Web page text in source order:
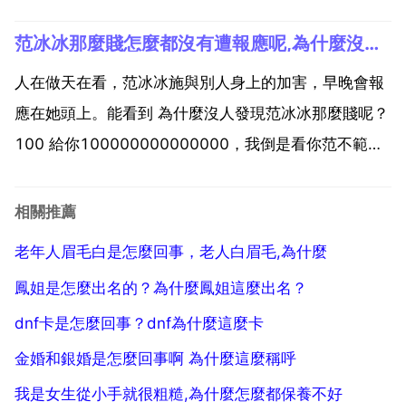
其實要想 知道春晚為何不請范冰冰，首先得要了解春晚
到底需要什麼樣的成分。我們都知道，春晚是面向全國
播...
范冰冰那麼賤怎麼都沒有遭報應呢,為什麼沒人發現范冰冰那麼賤呢？
人在做天在看，范冰冰施與別人身上的加害，早晚會報
應在她頭上。能看到 為什麼沒人發現范冰冰那麼賤呢？
100 給你100000000000000，我倒是看你范不範賤
有的人靠智慧型賺錢，有的人出賣靈魂賺錢，有的人出
相關推薦
老年人眉毛白是怎麼回事，老人白眉毛,為什麼
鳳姐是怎麼出名的？為什麼鳳姐這麼出名？
dnf卡是怎麼回事？dnf為什麼這麼卡
金婚和銀婚是怎麼回事啊 為什麼這麼稱呼
我是女生從小手就很粗糙,為什麼怎麼都保養不好